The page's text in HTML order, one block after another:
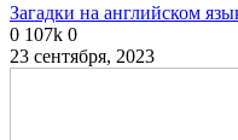
Загадки на английском
0 107k 0
23 сентября, 2023